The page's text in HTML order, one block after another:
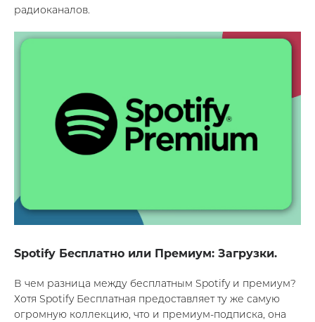
радиоканалов.
Spotify Бесплатно или Премиум: Загрузки.
В чем разница между бесплатным Spotify и премиум?
Хотя Spotify Бесплатная предоставляет ту же самую
огромную коллекцию, что и премиум-подписка, она